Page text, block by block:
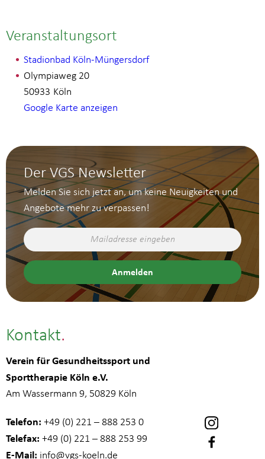
Veranstaltungsort
Stadionbad Köln-Müngersdorf
Olympiaweg 20
Köln
50933
Google Karte anzeigen
Der VGS Newsletter
Melden Sie sich jetzt an, um keine Neuigkeiten und
Angebote mehr zu verpassen!
Kontakt
Verein für Gesundheitssport und
Sporttherapie Köln e.V.
Am Wassermann 9, 50829 Köln
Telefon: +49 (0) 221 – 888 253 0
Telefax: +49 (0) 221 – 888 253 99
E-Mail: info@vgs-koeln.de